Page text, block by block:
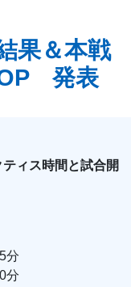
果＆本戦
発表
ィス時間と試合開
分
分